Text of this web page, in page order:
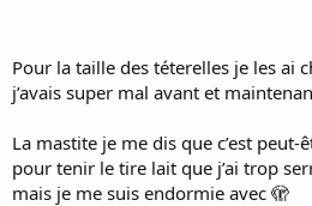
- pas besoin de laver ton kit (téterelles,
peux simplement le mettre au frigo
laver une fois par jour. Beaucoup
peux essayer d'acheter, neuf ou
ce sont des éléments plastiques très
pas d'où ça vient (occase) et avoir le
Pour la taille des téterelles je les ai
j’avais super mal avant et
La mastite je me dis que c’est
pour tenir le tire lait que j’ai trop
mais je me suis endormie avec 🫣